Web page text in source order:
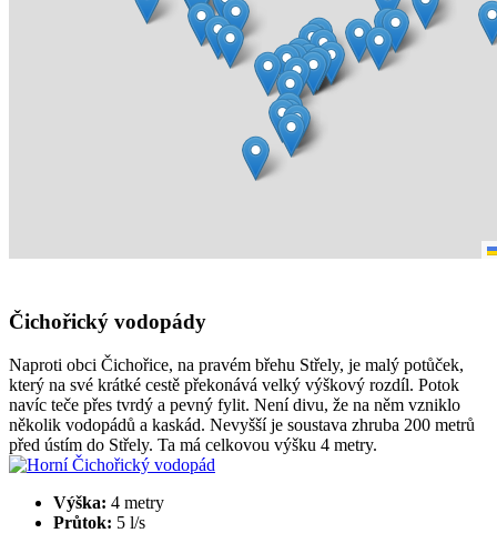
Čichořický vodopády
Naproti obci Čichořice, na pravém břehu Střely, je malý potůček,
který na své krátké cestě překonává velký výškový rozdíl. Potok
navíc teče přes tvrdý a pevný fylit. Není divu, že na něm vzniklo
několik vodopádů a kaskád. Nevyšší je soustava zhruba 200 metrů
před ústím do Střely. Ta má celkovou výšku 4 metry.
Výška: 4 metry
Průtok: 5 l/s